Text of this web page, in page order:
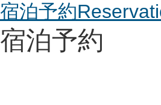
宿泊予約
宿泊予約